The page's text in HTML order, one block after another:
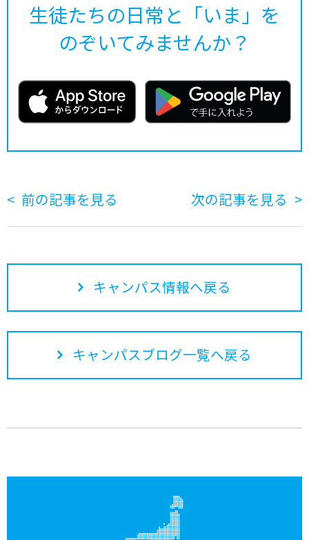
生徒たちの日常と「いま」を
のぞいてみませんか？
前の記事を見る 次の記事を見る
キャンパス情報へ戻る
キャンパスブログ一覧へ戻る